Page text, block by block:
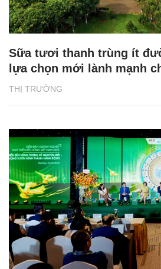
THỊ TRƯỜNG
Sữa tươi thanh trùng ít
lựa chọn mới lành mạnh